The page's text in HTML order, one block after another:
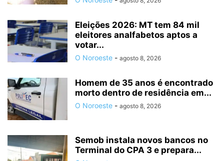
Eleições 2026: MT tem 84 mil
eleitores analfabetos aptos a
votar...
O Noroeste - agosto 8, 2026
Homem de 35 anos é encontrado
morto dentro de residência em...
O Noroeste - agosto 8, 2026
Semob instala novos bancos no
Terminal do CPA 3 e prepara...